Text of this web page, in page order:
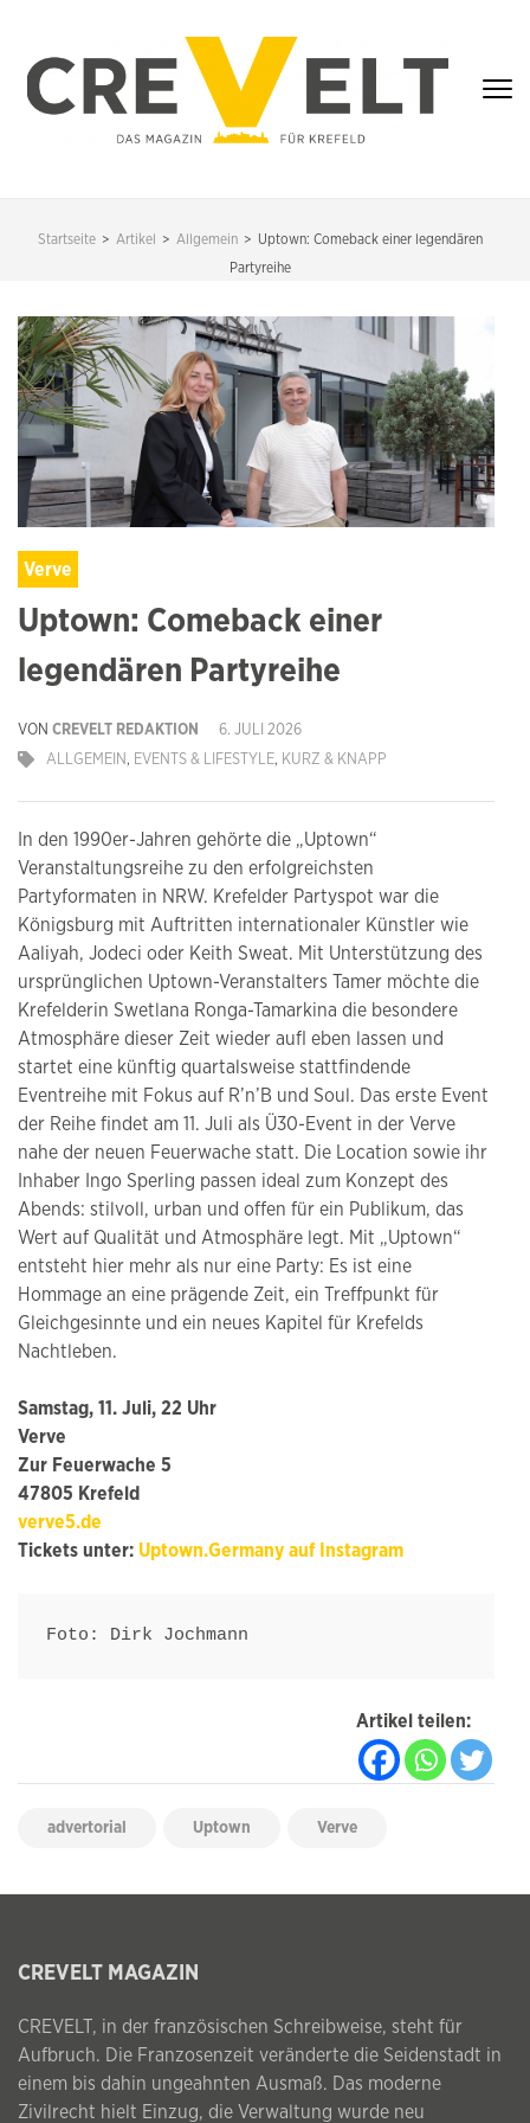
springen
(Enter
KREFELD
Startseite > Artikel > Allgemein > Uptown: Comeback einer legendären
Partyreihe
Verve
Uptown: Comeback einer
legendären Partyreihe
VON CREVELT REDAKTION
6. JULI 2026
ALLGEMEIN, EVENTS & LIFESTYLE, KURZ & KNAPP
In den 1990er-Jahren gehörte die „Uptown“
Veranstaltungsreihe zu den erfolgreichsten
Partyformaten in NRW. Krefelder Partyspot war die
Königsburg mit Auftritten internationaler Künstler wie
Aaliyah, Jodeci oder Keith Sweat. Mit Unterstützung des
ursprünglichen Uptown-Veranstalters Tamer möchte die
Krefelderin Swetlana Ronga-Tamarkina die besondere
Atmosphäre dieser Zeit wieder aufl eben lassen und
startet eine künftig quartalsweise stattfindende
Eventreihe mit Fokus auf R’n’B und Soul. Das erste Event
der Reihe findet am 11. Juli als Ü30-Event in der Verve
nahe der neuen Feuerwache statt. Die Location sowie ihr
Inhaber Ingo Sperling passen ideal zum Konzept des
Abends: stilvoll, urban und offen für ein Publikum, das
Wert auf Qualität und Atmosphäre legt. Mit „Uptown“
entsteht hier mehr als nur eine Party: Es ist eine
Hommage an eine prägende Zeit, ein Treffpunkt für
Gleichgesinnte und ein neues Kapitel für Krefelds
Nachtleben.
Samstag, 11. Juli, 22 Uhr
Verve
Zur Feuerwache 5
47805 Krefeld
verve5.de
Tickets unter: Uptown.Germany auf Instagram
Foto: Dirk Jochmann
Artikel teilen:
advertorial Uptown Verve
CREVELT MAGAZIN
CREVELT, in der französischen Schreibweise, steht für
Aufbruch. Die Franzosenzeit veränderte die Seidenstadt in
einem bis dahin ungeahnten Ausmaß. Das moderne
Zivilrecht hielt Einzug, die Verwaltung wurde neu